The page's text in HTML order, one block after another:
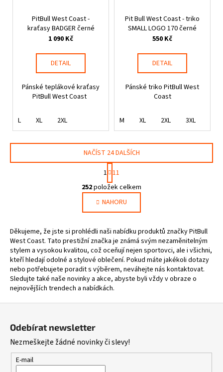
PitBull West Coast -
kraťasy BADGER černé
1 090 Kč
DETAIL
Pánské teplákové kraťasy
PitBull West Coast
L XL 2XL
Pit Bull West Coast - triko
SMALL LOGO 170 černé
550 Kč
DETAIL
Pánské triko PitBull West
Coast
M XL 2XL 3XL
O
v
l
á
d
a
c
í
p
r
v
k
p
NAČÍST 24 DALŠÍCH
S
t
r
á
n
k
v
á
n
í
1 11
252položek celkem
NAHORU
Děkujeme, že jste si prohlédli naši nabídku produktů značky PitBull
West Coast. Tato prestižní značka je známá svým nezaměnitelným
stylem a vysokou kvalitou, což oceňují nejen sportovci, ale i všichni,
kteří hledají odolné a stylové oblečení. Pokud máte jakékoli dotazy
nebo potřebujete poradit s výběrem, neváhejte nás kontaktovat.
Sledujte také naše novinky a akce, abyste byli vždy v obraze o
nejnovějších trendech a nabídkách.
Odebírat newsletter
Nezmeškejte žádné novinky či slevy!
E-mail